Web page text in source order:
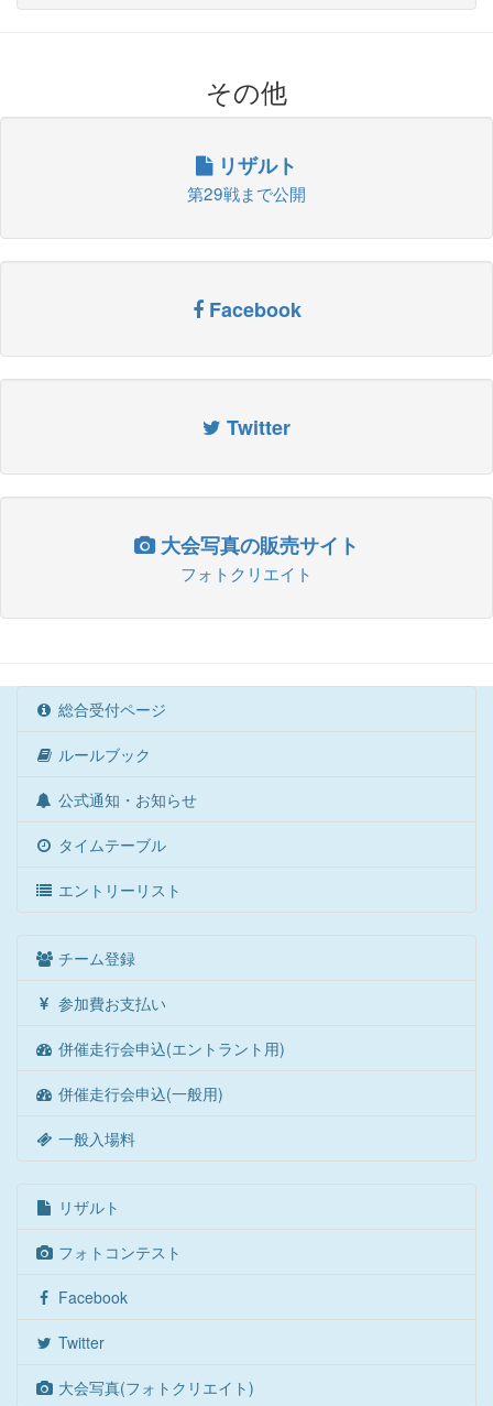
その他
リザルト
第29戦まで公開
Facebook
Twitter
大会写真の販売サイト
フォトクリエイト
総合受付ページ
ルールブック
公式通知・お知らせ
タイムテーブル
エントリーリスト
チーム登録
参加費お支払い
併催走行会申込(エントラント用)
併催走行会申込(一般用)
一般入場料
リザルト
フォトコンテスト
Facebook
Twitter
大会写真(フォトクリエイト)